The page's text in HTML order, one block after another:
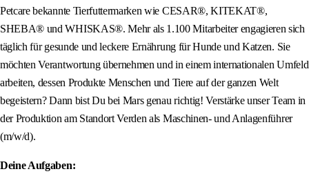
Petcare bekannte Tierfuttermarken wie CESAR®, KITEKAT®,
SHEBA® und WHISKAS®. Mehr als 1.100 Mitarbeiter engagieren sich
täglich für gesunde und leckere Ernährung für Hunde und Katzen. Sie
möchten Verantwortung übernehmen und in einem internationalen Umfeld
arbeiten, dessen Produkte Menschen und Tiere auf der ganzen Welt
begeistern? Dann bist Du bei Mars genau richtig! Verstärke unser Team in
der Produktion am Standort Verden als Maschinen- und Anlagenführer
(m/w/d).
Deine Aufgaben: